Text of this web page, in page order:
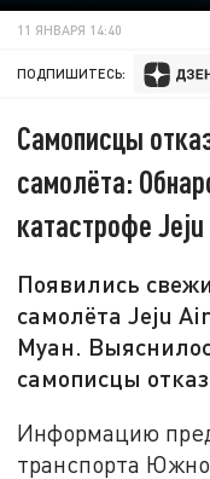
11 ЯНВАРЯ 14:40
ПОДПИШИТЕСЬ:
Самописцы
самолёта:
катастрофе
Появились
самолёта Jeju
Муан.
самописцы
Информацию
транспорта